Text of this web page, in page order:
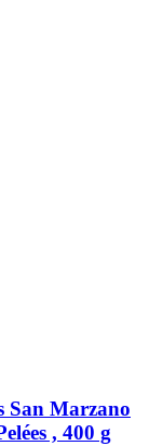
San Marzano
, 400 g